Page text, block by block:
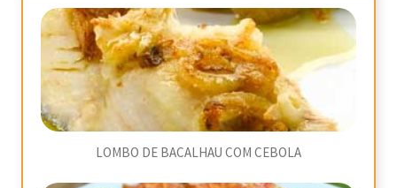
LOMBO DE BACALHAU COM CEBOLA